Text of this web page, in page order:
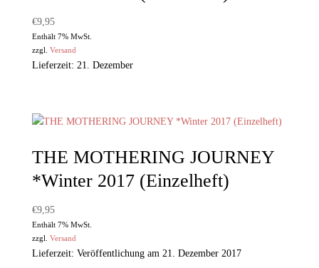
€9,95
Enthält 7% MwSt.
zzgl. Versand
Lieferzeit: 21. Dezember
THE MOTHERING JOURNEY
*Winter 2017 (Einzelheft)
€9,95
Enthält 7% MwSt.
zzgl. Versand
Lieferzeit: Veröffentlichung am 21. Dezember 2017